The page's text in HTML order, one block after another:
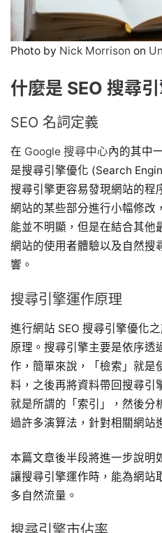
Photo by Nick Morrison on
什麼是 SEO 搜尋
SEO 名詞定義
在 Google 搜尋中心內的其中
是搜尋引擎優化 (Search
搜尋引擎更容易發現網站的程
網站的某些部分進行小幅修改
能並不明顯，但是在結合其他
網站的使用者體驗以及自然搜
響。
搜尋引擎運作原理
進行網站 SEO 搜尋引擎優化
原理。搜尋引擎主要是依序
作，簡單來說，「檢索」就是
料，之後再將資料帶回搜尋引
就是所謂的「索引」，然後分
過許多演算法，針對相關網站
本篇文章後半段將進一步說明
讓搜尋引擎運作時，能為網站
多自然流量。